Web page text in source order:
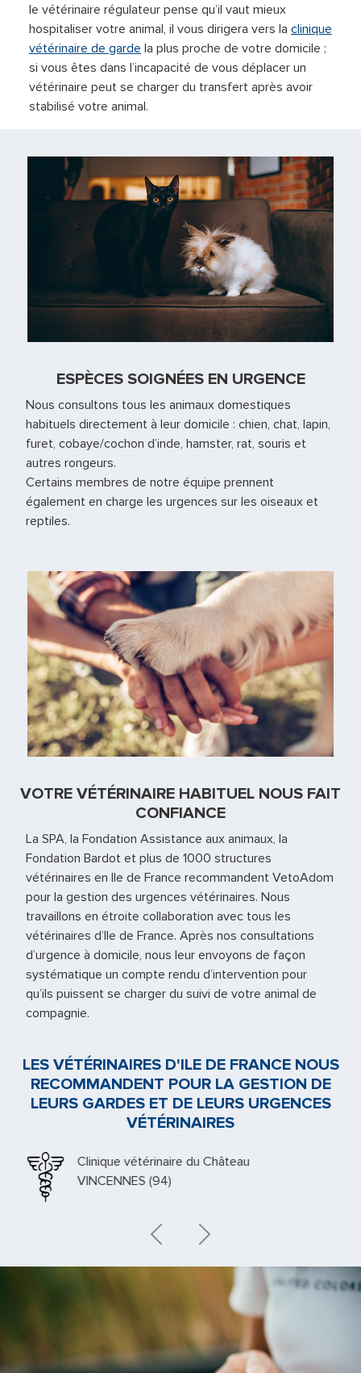
le vétérinaire régulateur pense qu’il vaut mieux
hospitaliser votre animal, il vous dirigera vers la clinique
vétérinaire de garde la plus proche de votre domicile ;
si vous êtes dans l’incapacité de vous déplacer un
vétérinaire peut se charger du transfert après avoir
stabilisé votre animal.
ESPÈCES SOIGNÉES EN URGENCE
Nous consultons tous les animaux domestiques
habituels directement à leur domicile : chien, chat, lapin,
furet, cobaye/cochon d’inde, hamster, rat, souris et
autres rongeurs.
Certains membres de notre équipe prennent
également en charge les urgences sur les oiseaux et
reptiles.
VOTRE VÉTÉRINAIRE HABITUEL NOUS FAIT
CONFIANCE
La SPA, la Fondation Assistance aux animaux, la
Fondation Bardot et plus de 1000 structures
vétérinaires en Ile de France recommandent VetoAdom
pour la gestion des urgences vétérinaires. Nous
travaillons en étroite collaboration avec tous les
vétérinaires d’Ile de France. Après nos consultations
d’urgence à domicile, nous leur envoyons de façon
systématique un compte rendu d’intervention pour
qu’ils puissent se charger du suivi de votre animal de
compagnie.
LES VÉTÉRINAIRES D'ILE DE FRANCE NOUS
RECOMMANDENT POUR LA GESTION DE
LEURS GARDES ET DE LEURS URGENCES
VÉTÉRINAIRES
Clinique vétérinaire du Château
VINCENNES (94)
Previous